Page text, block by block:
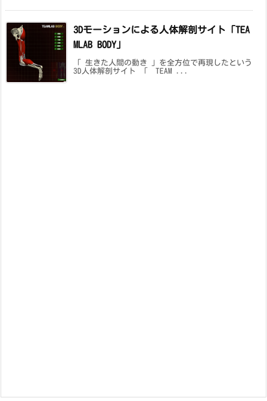
3Dモーションによる人体解剖サイト「TEA
MLAB BODY」
「 生きた人間の動き 」を全方位で再現したという
3D人体解剖サイト 「 TEAM ...